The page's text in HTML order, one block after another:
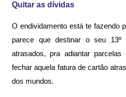
Quitar as dívidas
O endividamento está te fazendo
parece que destinar o seu 13º
atrasados, pra adiantar
fechar aquela fatura de cartão
dos mundos.